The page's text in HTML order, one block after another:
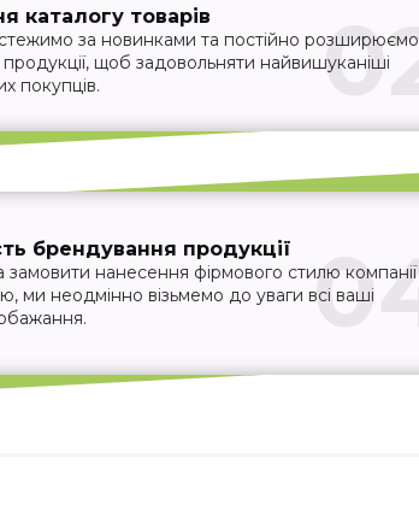
02
каталогу товарів
за новинками та постійно розширюємо
щоб задовольняти найвишуканіші
покупців.
04
брендування продукції
нанесення фірмового стилю компанії
ми неодмінно візьмемо до уваги всі ваші